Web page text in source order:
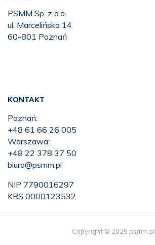
PSMM Sp. z o.o.
ul. Marcelińska 14
60-801 Poznań
KONTAKT
Poznań:
+48 61 66 26 005
Warszawa:
+48 22 378 37 50
biuro@psmm.pl
NIP 7790016297
KRS 0000123532
Copyright © 2025 psmm.pl